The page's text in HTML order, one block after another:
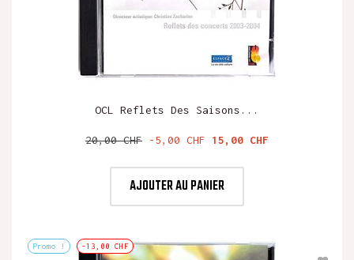
OCL Reflets Des Saisons...
Prix
20,00 CHF -5,00 CHF Prix
15,00 CHF
AJOUTER AU PANIER
Promo ! -13,00 CHF